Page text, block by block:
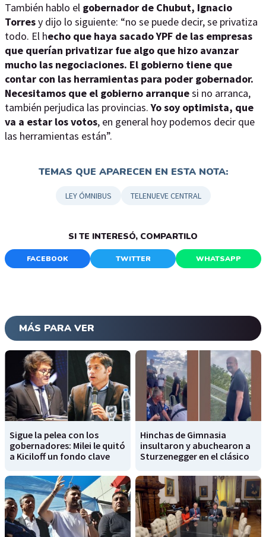
También hablo el gobernador de Chubut, Ignacio
Torresy dijo lo siguiente: “no se puede decir, se privatiza
todo. El hecho que haya sacado YPF de las empresas
que querían privatizar fue algo que hizo avanzar
mucho las negociaciones. El gobierno tiene que
contar con las herramientas para poder gobernador.
Necesitamos que el gobierno arranquesi no arranca,
también perjudica las provincias.Yo soy optimista, que
va a estar los votos, en general hoy podemos decir que
las herramientas están”.
TEMAS QUE APARECEN EN ESTA NOTA:
LEY ÓMNIBUS TELENUEVE CENTRAL
SI TE INTERESÓ, COMPARTILO
FACEBOOK TWITTER WHATSAPP
MÁS PARA VER
Sigue la pelea con los
gobernadores: Milei le quitó
a Kiciloff un fondo clave
Hinchas de Gimnasia
insultaron y abuchearon a
Sturzenegger en el clásico